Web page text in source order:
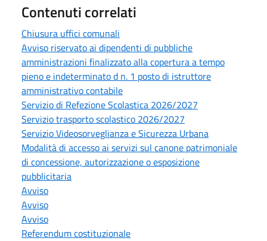
Contenuti correlati
Chiusura uffici comunali
Avviso riservato ai dipendenti di pubbliche
amministrazioni finalizzato alla copertura a tempo
pieno e indeterminato d n. 1 posto di istruttore
amministrativo contabile
Servizio di Refezione Scolastica 2026/2027
Servizio trasporto scolastico 2026/2027
Servizio Videosorveglianza e Sicurezza Urbana
Modalità di accesso ai servizi sul canone patrimoniale
di concessione, autorizzazione o esposizione
pubblicitaria
Avviso
Avviso
Avviso
Referendum costituzionale